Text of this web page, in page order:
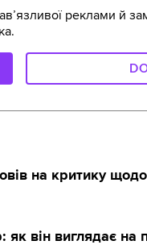
реклами й
на критику щодо
він виглядає на